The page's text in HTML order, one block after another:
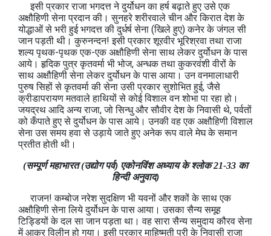
इसी प्रकार राजा भगदत्त ने दुर्योधन का हर्ष बढ़ाते हुए उसे एक
अक्षौहिणी सेना प्रदान की। सुनहरे शरीरवाले चीन और किरात देश के
योद्धाओं से भरी हुई भगदत्त की दुर्धर्ष सेना (खिले हुए) कनेर के जंगल सी
जान पड़ती थी। कुरुनन्दन! इसी प्रकार शूरवीर भूरिश्रवा तथा राजा
शल्य पृथक-पृथक एक-एक अक्षौहिणी सेना साथ लेकर दुर्योधन के पास
आये। हृदिक पुत्र कृतवर्मा भी भोज, अन्धक तथा कुकरवंशी वीरों के
साथ अक्षौहिणी सेना लेकर दुर्योधन के पास आया। उन वनमालाधारी
पुरुष सिहों से कृतवर्मा की सेना उसी प्रकार सुशोभित हुई, जैसे
क्रीडापरायण मतवाले हाथियों से कोई विशाल वन शोभा पा रहा हो।
जयद्रथ आदि अन्य राजा, जो सिन्धु और सौवीर देश के निवासी थे, पर्वतों
को कँपाते हुए से दुर्योधन के पास आये। उनकी वह एक अक्षौहिणी विशाल
सेना उस समय हवा से उड़ाये जाते हुए अनेक रूप वाले मेघ के समान
प्रतीत होती थी।
(सम्पूर्ण महाभारत (उद्योग पर्व) एकोनविंश अध्याय के श्लोक 21-33 का
हिन्दी अनुवाद)
राजन! कम्बोज नरेश सुदक्षिण भी यवनों और शकों के साथ एक
अक्षौहिणी सेना लिये दुर्योधन के पास आया। उसका सैन्य समूह
टिड्डियों के दल सा जान पड़ता था। वह सारा सैन्य समुदाय कौरव सेना
में आकर विलीन हो गया। इसी प्रकार माहिष्मती पुरी के निवासी राजा